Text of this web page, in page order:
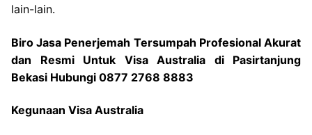
lain-lain.
Biro Jasa Penerjemah Tersumpah Profesional Akurat
dan Resmi Untuk Visa Australia di Pasirtanjung
Bekasi Hubungi 0877 2768 8883
Kegunaan Visa Australia